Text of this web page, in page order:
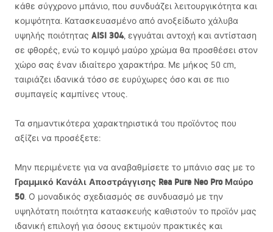
κάθε σύγχρονο μπάνιο, που συνδυάζει λειτουργικότητα και
κομψότητα. Κατασκευασμένο από ανοξείδωτο χάλυβα
υψηλής ποιότητας AISI 304, εγγυάται αντοχή και αντίσταση
σε φθορές, ενώ το κομψό μαύρο χρώμα θα προσθέσει στον
χώρο σας έναν ιδιαίτερο χαρακτήρα. Με μήκος 50 cm,
ταιριάζει ιδανικά τόσο σε ευρύχωρες όσο και σε πιο
συμπαγείς καμπίνες ντους.
Τα σημαντικότερα χαρακτηριστικά του προϊόντος που
αξίζει να προσέξετε:
Μην περιμένετε για να αναβαθμίσετε το μπάνιο σας με το
Γραμμικό Κανάλι Αποστράγγισης Rea Pure Neo Pro Μαύρο
50. Ο μοναδικός σχεδιασμός σε συνδυασμό με την
υψηλότατη ποιότητα κατασκευής καθιστούν το προϊόν μας
ιδανική επιλογή για όσους εκτιμούν πρακτικές και